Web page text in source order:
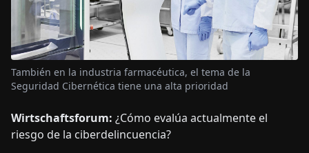
También en la industria farmacéutica, el tema de la
Seguridad Cibernética tiene una alta prioridad
Wirtschaftsforum: ¿Cómo evalúa actualmente el
riesgo de la ciberdelincuencia?